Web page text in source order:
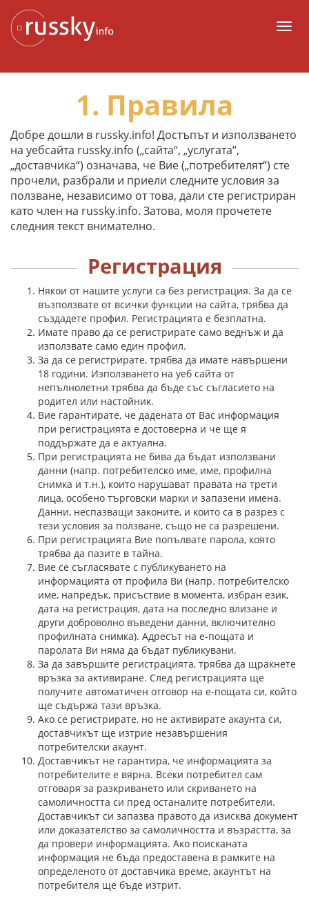
съдържанието
1. Правила
Добре дошли в russky.info! Достъпът и използването
на уебсайта russky.info („сайта“, „услугата“,
„доставчика“) означава, че Вие („потребителят“) сте
прочели, разбрали и приели следните условия за
ползване, независимо от това, дали сте регистриран
като член на russky.info. Затова, моля прочетете
следния текст внимателно.
Регистрация
Някои от нашите услуги са без регистрация. За да се
възползвате от всички функции на сайта, трябва да
създадете профил. Регистрацията е безплатна.
Имате право да се регистрирате само веднъж и да
използвате само един профил.
За да се регистрирате, трябва да имате навършени
18 години. Използването на уеб сайта от
непълнолетни трябва да бъде със съгласието на
родител или настойник.
Вие гарантирате, че дадената от Вас информация
при регистрацията е достоверна и че ще я
поддържате да е актуална.
При регистрацията не бива да бъдат използвани
данни (напр. потребителско име, име, профилна
снимка и т.н.), които нарушават правата на трети
лица, особено търговски марки и запазени имена.
Данни, неспазващи законите, и които са в разрез с
тези условия за ползване, също не са разрешени.
При регистрацията Вие попълвате парола, която
трябва да пазите в тайна.
Вие се съгласявате с публикуването на
информацията от профила Ви (напр. потребителско
име, напредък, присъствие в момента, избран език,
дата на регистрация, дата на последно влизане и
други доброволно въведени данни, включително
профилната снимка). Адресът на е-пощата и
паролата Ви няма да бъдат публикувани.
За да завършите регистрацията, трябва да щракнете
връзка за активиране. След регистрацията ще
получите автоматичен отговор на е-пощата си, който
ще съдържа тази връзка.
Ако се регистрирате, но не активирате акаунта си,
доставчикът ще изтрие незавършения
потребителски акаунт.
Доставчикът не гарантира, че информацията за
потребителите е вярна. Всеки потребител сам
отговаря за разкриването или скриването на
самоличността си пред останалите потребители.
Доставчикът си запазва правото да изисква документ
или доказателство за самоличността и възрастта, за
да провери информацията. Ако поисканата
информация не бъда предоставена в рамките на
определеното от доставчика време, акаунтът на
потребителя ще бъде изтрит.